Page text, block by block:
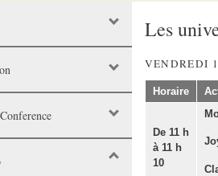
Les
VENDREDI
Horaire
De 11 h
à 11 h
10